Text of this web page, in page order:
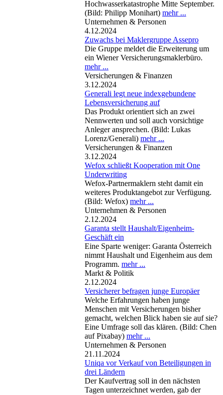
Hochwasserkatastrophe Mitte September.
(Bild: Philipp Monihart) mehr ...
Unternehmen & Personen
4.12.2024
Zuwachs bei Maklergruppe Assepro
Die Gruppe meldet die Erweiterung um
ein Wiener Versicherungsmaklerbüro.
mehr ...
Versicherungen & Finanzen
3.12.2024
Generali legt neue indexgebundene
Lebensversicherung auf
Das Produkt orientiert sich an zwei
Nennwerten und soll auch vorsichtige
Anleger ansprechen. (Bild: Lukas
Lorenz/Generali) mehr ...
Versicherungen & Finanzen
3.12.2024
Wefox schließt Kooperation mit One
Underwriting
Wefox-Partnermaklern steht damit ein
weiteres Produktangebot zur Verfügung.
(Bild: Wefox) mehr ...
Unternehmen & Personen
2.12.2024
Garanta stellt Haushalt/Eigenheim-
Geschäft ein
Eine Sparte weniger: Garanta Österreich
nimmt Haushalt und Eigenheim aus dem
Programm. mehr ...
Markt & Politik
2.12.2024
Versicherer befragen junge Europäer
Welche Erfahrungen haben junge
Menschen mit Versicherungen bisher
gemacht, welchen Blick haben sie auf sie?
Eine Umfrage soll das klären. (Bild: Chen
auf Pixabay) mehr ...
Unternehmen & Personen
21.11.2024
Uniqa vor Verkauf von Beteiligungen in
drei Ländern
Der Kaufvertrag soll in den nächsten
Tagen unterzeichnet werden, gab der